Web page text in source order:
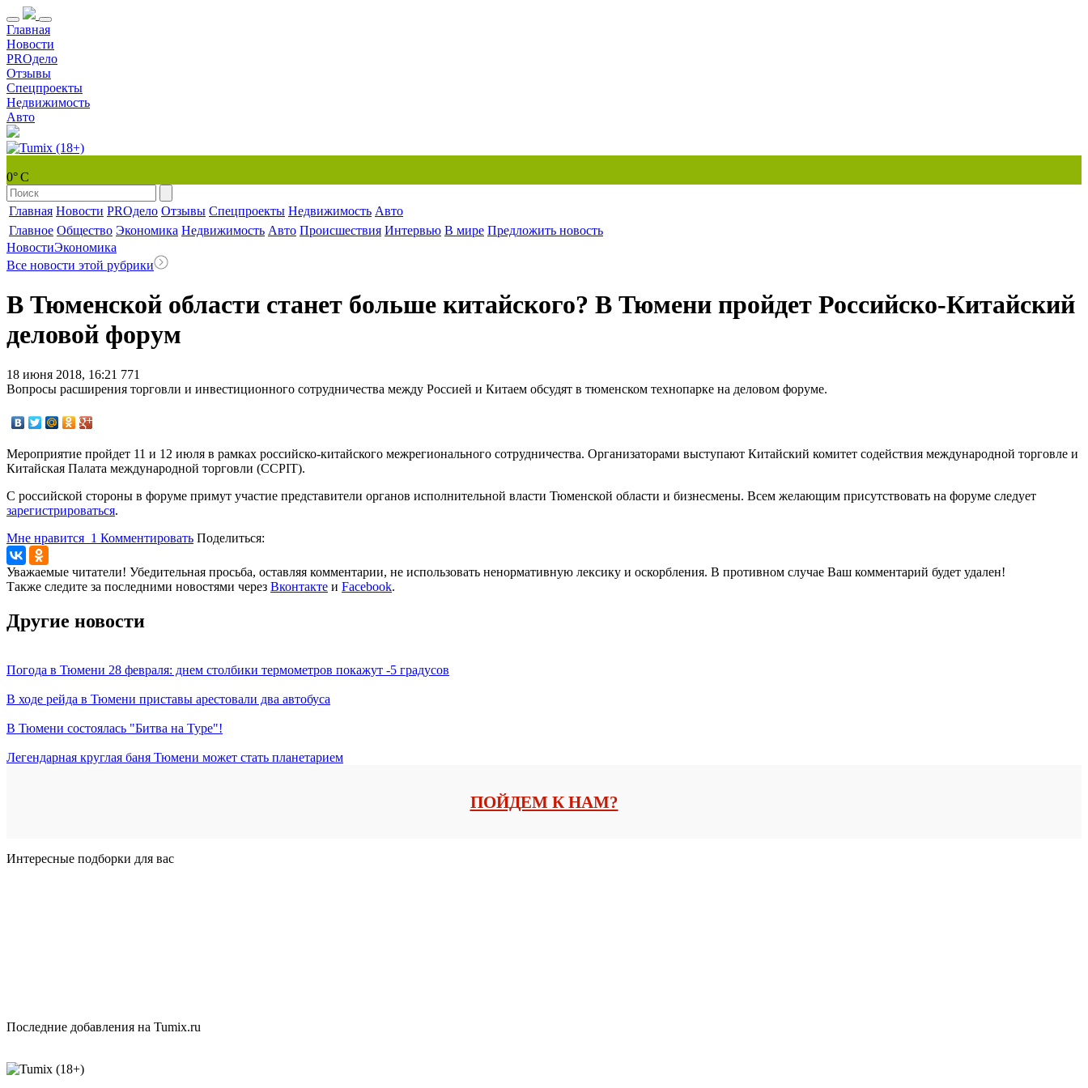
Главная
Новости
PROдело
Отзывы
Спецпроекты
Недвижимость
Авто
0° С
Главная Новости PROдело Отзывы Спецпроекты Недвижимость Авто
Главное Общество Экономика Недвижимость Авто Происшествия Интервью В мире Предложить новость
НовостиЭкономика
Все новости этой рубрики
В Тюменской области станет больше китайского? В Тюмени пройдет Российско-Китайский
деловой форум
18 июня 2018, 16:21 771
Вопросы расширения торговли и инвестиционного сотрудничества между Россией и Китаем обсудят в тюменском технопарке на деловом форуме.
Мероприятие пройдет 11 и 12 июля в рамках российско-китайского межрегионального сотрудничества. Организаторами выступают Китайский комитет содействия международной торговле и
Китайская Палата международной торговли (CCPIT).
С российской стороны в форуме примут участие представители органов исполнительной власти Тюменской области и бизнесмены. Всем желающим присутствовать на форуме следует
зарегистрироваться.
Мне нравится 1 Комментировать Поделиться:
Уважаемые читатели! Убедительная просьба, оставляя комментарии, не использовать ненормативную лексику и оскорбления. В противном случае Ваш комментарий будет удален!
Также следите за последними новостями через Вконтакте и Facebook.
Другие новости
Погода в Тюмени 28 февраля: днем столбики термометров покажут -5 градусов
В ходе рейда в Тюмени приставы арестовали два автобуса
В Тюмени состоялась "Битва на Туре"!
Легендарная круглая баня Тюмени может стать планетарием
ПОЙДЕМ К НАМ?
Интересные подборки для вас
Последние добавления на Tumix.ru